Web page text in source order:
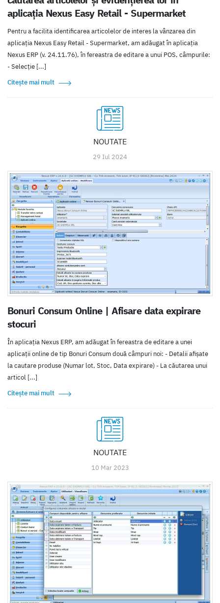
aplicația Nexus Easy Retail - Supermarket
Pentru a facilita identificarea articolelor de interes la vânzarea din
aplicația Nexus Easy Retail - Supermarket, am adăugat în aplicația
Nexus ERP (v. 24.11.76), în fereastra de editare a unui POS, câmpurile:
- Selecție [...]
Citește mai mult
NOUTATE
29 Iul 2024
Bonuri Consum Online | Afisare data expirare
stocuri
În aplicația Nexus ERP, am adăugat în fereastra de editare a unei
aplicații online de tip Bonuri Consum două câmpuri noi: - Detalii afișate
la cautare produse (Numar lot, Stoc, Data expirare) - La căutarea unui
articol [...]
Citește mai mult
NOUTATE
10 Mar 2023